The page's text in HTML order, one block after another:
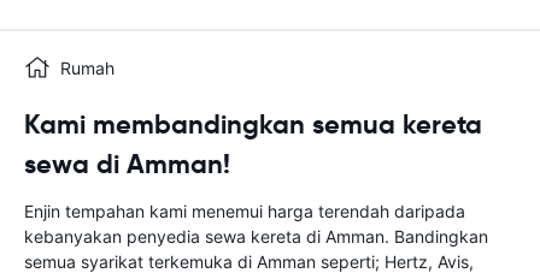
Rumah
Kami membandingkan semua kereta
sewa di Amman!
Enjin tempahan kami menemui harga terendah daripada
kebanyakan penyedia sewa kereta di Amman. Bandingkan
semua syarikat terkemuka di Amman seperti; Hertz, Avis,